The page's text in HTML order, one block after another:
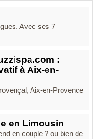
Avec ses 7
:
à Aix-en-
Aix-en-Provence
en Limousin
en couple ? ou bien de